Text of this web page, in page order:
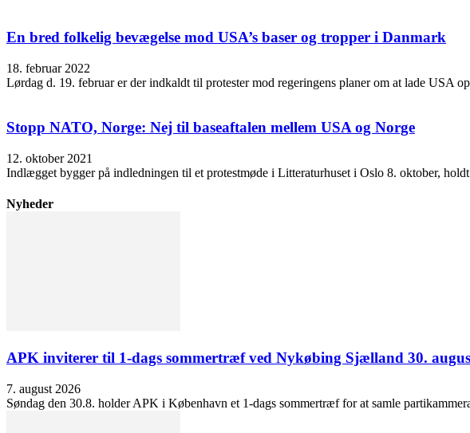
En bred folkelig bevægelse mod USA’s baser og tropper i Danmark
18. februar 2022
Lørdag d. 19. februar er der indkaldt til protester mod regeringens planer om at lade USA
Stopp NATO, Norge: Nej til baseaftalen mellem USA og Norge
12. oktober 2021
Indlægget bygger på indledningen til et protestmøde i Litteraturhuset i Oslo 8. oktober,
Nyheder
APK inviterer til 1-dags sommertræf ved Nykøbing Sjælland 30.
7. august 2026
Søndag den 30.8. holder APK i København et 1-dags sommertræf for at samle